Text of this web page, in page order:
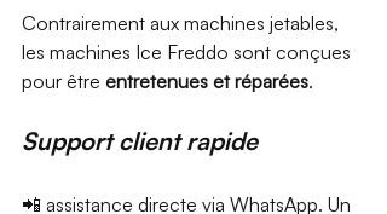
Contrairement aux machines jetables,
les machines Ice Freddo sont conçues
pour être entretenues et réparées.
Support client rapide
📲 assistance directe via WhatsApp. Un